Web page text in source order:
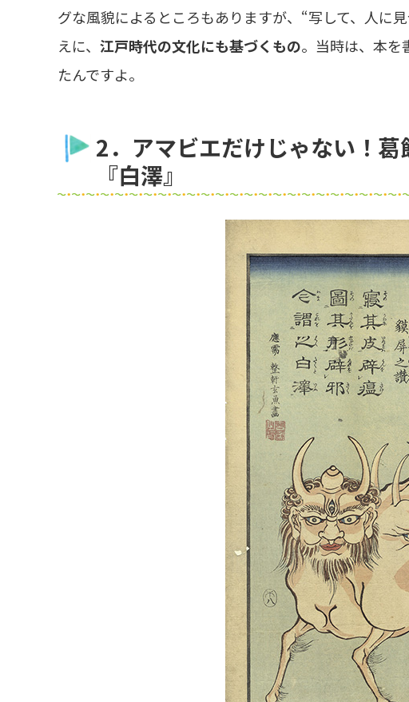
グな風貌によるところもありますが、“写して、人に
えに、 江戸時代の文化にも基づくもの。当時は、本を
たんですよ。
2．アマビエだけじゃない！
『白澤』